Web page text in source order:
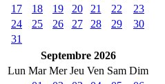
17
18 19 20 21 22
23
24
25 26 27 28 29
30
31
Septembre 2026
Lun Mar Mer Jeu Ven Sam Dim